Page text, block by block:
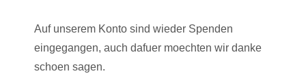
Auf unserem Konto sind wieder Spenden
eingegangen, auch dafuer moechten wir danke
schoen sagen.